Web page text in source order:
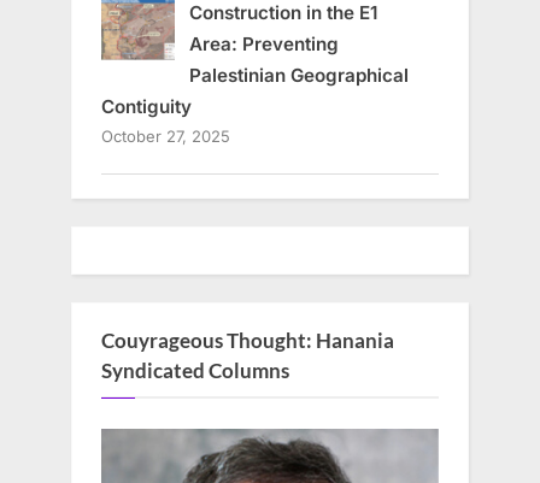
Construction in the E1
Area: Preventing
Palestinian Geographical
Contiguity
October 27, 2025
Couyrageous Thought: Hanania
Syndicated Columns